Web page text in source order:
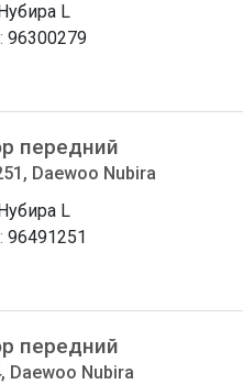
L
96300279
передний
Daewoo Nubira
L
96491251
передний
Daewoo Nubira